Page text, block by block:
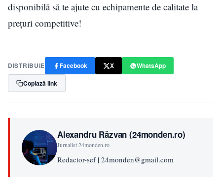
disponibilă să te ajute cu echipamente de calitate la
prețuri competitive!
DISTRIBUIE Facebook X
WhatsApp
Copiază link
Alexandru Răzvan (24monden.ro)
Jurnalist 24monden.ro
Redactor-sef | 24monden@gmail.com